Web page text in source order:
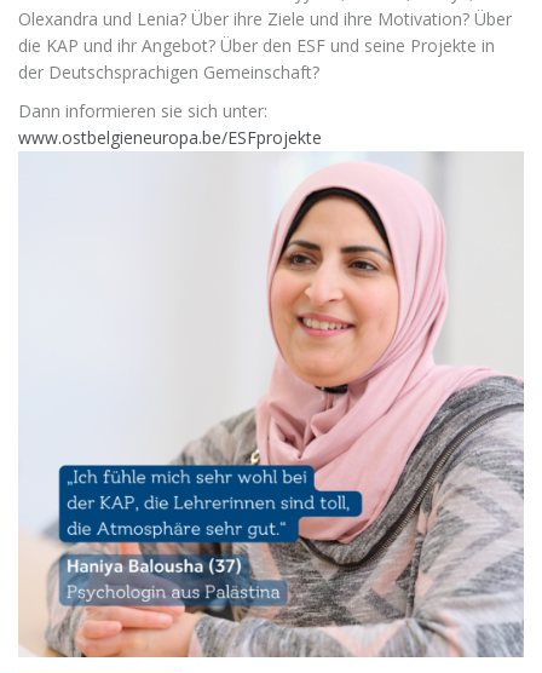
Olexandra und Lenia? Über ihre Ziele und ihre Motivation? Über
die KAP und ihr Angebot? Über den ESF und seine Projekte in
der Deutschsprachigen Gemeinschaft?
Dann informieren sie sich unter:
www.ostbelgieneuropa.be/ESFprojekte